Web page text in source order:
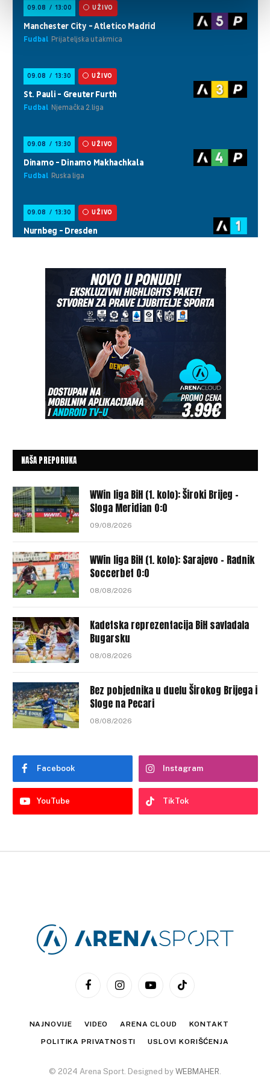
NAŠA PREPORUKA
WWin liga BiH (1. kolo): Široki Brijeg –
Sloga Meridian 0:0
09/08/2026
WWin liga BiH (1. kolo): Sarajevo – Radnik
Soccerbet 0:0
08/08/2026
Kadetska reprezentacija BiH savladala
Bugarsku
08/08/2026
Bez pobjednika u duelu Širokog Brijega i
Sloge na Pecari
08/08/2026
Facebook Instagram
YouTube TikTok
FacebookInstagramYouTubeTikTok
NAJNOVIJE VIDEO ARENA CLOUD KONTAKT
POLITIKA PRIVATNOSTI USLOVI KORIŠĆENJA
© 2024 Arena Sport. Designed by WEBMAHER